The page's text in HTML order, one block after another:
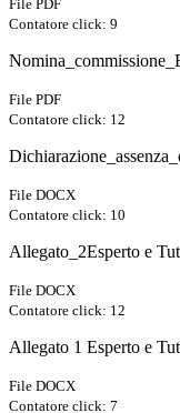
File PDF
Contatore click: 9
File PDF
Contatore click: 12
File DOCX
Contatore click: 10
Allegato_2Esperto e
File DOCX
Contatore click: 12
Allegato 1 Esperto e
File DOCX
Contatore click: 7